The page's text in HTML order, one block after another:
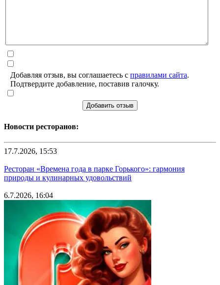
Добавляя отзыв, вы соглашаетесь с правилами сайта.
Подтвердите добавление, поставив галочку.
Добавить отзыв
Новости ресторанов:
17.7.2026, 15:53
Ресторан «Времена года в парке Горького»: гармония
природы и кулинарных удовольствий
6.7.2026, 16:04